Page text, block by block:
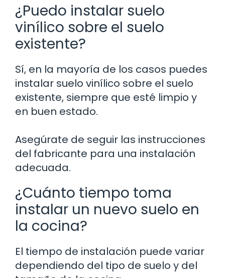
¿Puedo instalar suelo
vinílico sobre el suelo
existente?
Sí, en la mayoría de los casos puedes
instalar suelo vinílico sobre el suelo
existente, siempre que esté limpio y
en buen estado.
Asegúrate de seguir las instrucciones
del fabricante para una instalación
adecuada.
¿Cuánto tiempo toma
instalar un nuevo suelo en
la cocina?
El tiempo de instalación puede variar
dependiendo del tipo de suelo y del